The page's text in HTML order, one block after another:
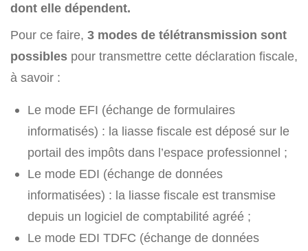
dont elle dépendent.
Pour ce faire, 3 modes de télétransmission sont
possibles pour transmettre cette déclaration fiscale,
à savoir :
Le mode EFI (échange de formulaires
informatisés) : la liasse fiscale est déposé sur le
portail des impôts dans l’espace professionnel ;
Le mode EDI (échange de données
informatisées) : la liasse fiscale est transmise
depuis un logiciel de comptabilité agréé ;
Le mode EDI TDFC (échange de données